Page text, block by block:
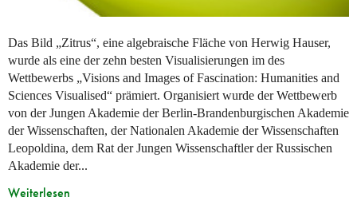
Das Bild „Zitrus“, eine algebraische Fläche von Herwig Hauser,
wurde als eine der zehn besten Visualisierungen im des
Wettbewerbs „Visions and Images of Fascination: Humanities and
Sciences Visualised“ prämiert. Organisiert wurde der Wettbewerb
von der Jungen Akademie der Berlin-Brandenburgischen Akademie
der Wissenschaften, der Nationalen Akademie der Wissenschaften
Leopoldina, dem Rat der Jungen Wissenschaftler der Russischen
Akademie der...
Weiterlesen